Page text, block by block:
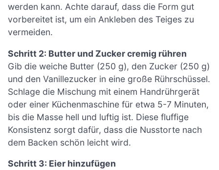
werden kann. Achte darauf, dass die Form gut
vorbereitet ist, um ein Ankleben des Teiges zu
vermeiden.
Schritt 2: Butter und Zucker cremig rühren
Gib die weiche Butter (250 g), den Zucker (250 g)
und den Vanillezucker in eine große Rührschüssel.
Schlage die Mischung mit einem Handrührgerät
oder einer Küchenmaschine für etwa 5-7 Minuten,
bis die Masse hell und luftig ist. Diese fluffige
Konsistenz sorgt dafür, dass die Nusstorte nach
dem Backen schön leicht wird.
Schritt 3: Eier hinzufügen